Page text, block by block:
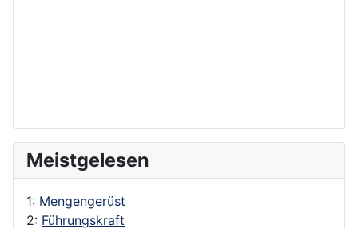
Meistgelesen
1: Mengengerüst
2: Führungskraft